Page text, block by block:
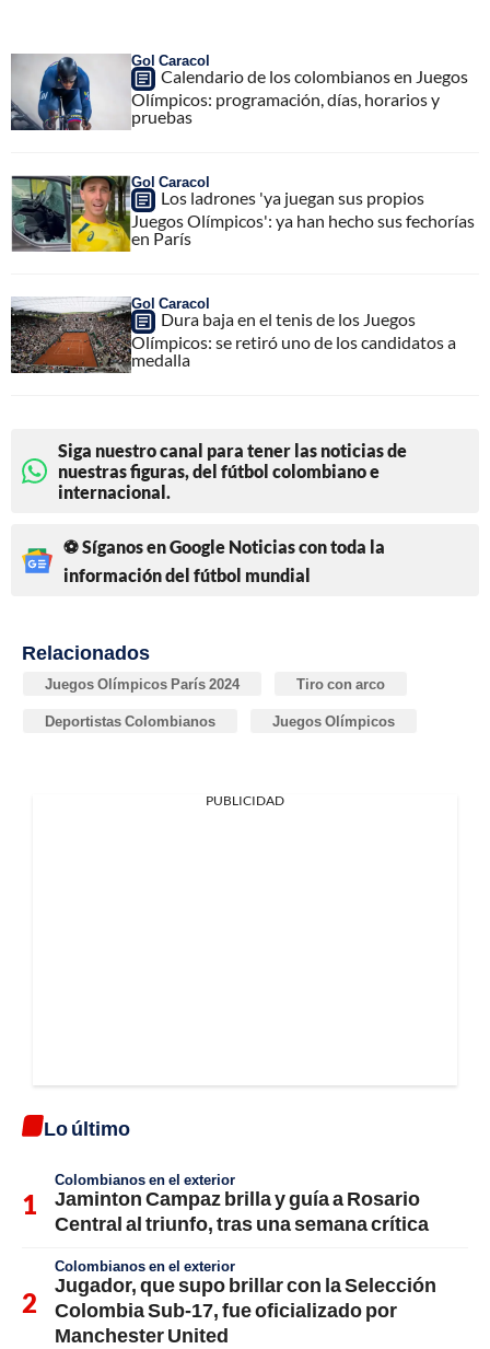
Gol Caracol
Calendario de los colombianos en Juegos
Olímpicos: programación, días, horarios y
pruebas
Gol Caracol
Los ladrones 'ya juegan sus propios
Juegos Olímpicos': ya han hecho sus fechorías
en París
Gol Caracol
Dura baja en el tenis de los Juegos
Olímpicos: se retiró uno de los candidatos a
medalla
Siga nuestro canal para tener las noticias de
nuestras figuras, del fútbol colombiano e
internacional.
⚽ Síganos en Google Noticias con toda la
información del fútbol mundial
Relacionados
Juegos Olímpicos París 2024 Tiro con arco
Deportistas Colombianos Juegos Olímpicos
PUBLICIDAD
Lo último
Colombianos en el exterior
Jaminton Campaz brilla y guía a Rosario
Central al triunfo, tras una semana crítica
Colombianos en el exterior
Jugador, que supo brillar con la Selección
Colombia Sub-17, fue oficializado por
Manchester United